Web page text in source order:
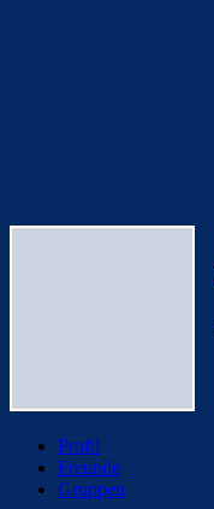
Profil
Freunde
Gruppen